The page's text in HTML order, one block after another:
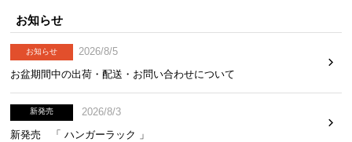
お知らせ
お知らせ
2026/8/5
お盆期間中の出荷・配送・お問い合わせについて
新発売
2026/8/3
新発売 「 ハンガーラック 」